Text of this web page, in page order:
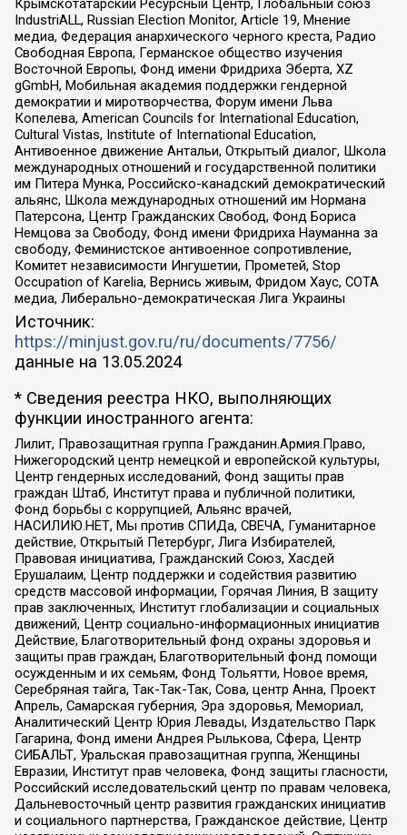
Крымскотатарский Ресурсный Центр, Глобальный союз
IndustriALL, Russian Election Monitor, Article 19, Мнение
медиа, Федерация анархического черного креста, Радио
Свободная Европа, Германское общество изучения
Восточной Европы, Фонд имени Фридриха Эберта, XZ
gGmbH, Мобильная академия поддержки гендерной
демократии и миротворчества, Форум имени Льва
Копелева, American Councils for International Education,
Cultural Vistas, Institute of International Education,
Антивоенное движение Антальи, Открытый диалог, Школа
международных отношений и государственной политики
им Питера Мунка, Российско-канадский демократический
альянс, Школа международных отношений им Нормана
Патерсона, Центр Гражданских Свобод, Фонд Бориса
Немцова за Свободу, Фонд имени Фридриха Науманна за
свободу, Феминистское антивоенное сопротивление,
Комитет независимости Ингушетии, Прометей, Stop
Occupation of Karelia, Вернись живым, Фридом Хаус, СОТА
медиа, Либерально-демократическая Лига Украины
Источник:
https://minjust.gov.ru/ru/documents/7756/
данные на 13.05.2024
* Сведения реестра НКО, выполняющих
функции иностранного агента:
Лилит, Правозащитная группа Гражданин.Армия.Право,
Нижегородский центр немецкой и европейской культуры,
Центр гендерных исследований, Фонд защиты прав
граждан Штаб, Институт права и публичной политики,
Фонд борьбы с коррупцией, Альянс врачей,
НАСИЛИЮ.НЕТ, Мы против СПИДа, СВЕЧА, Гуманитарное
действие, Открытый Петербург, Лига Избирателей,
Правовая инициатива, Гражданский Союз, Хасдей
Ерушалаим, Центр поддержки и содействия развитию
средств массовой информации, Горячая Линия, В защиту
прав заключенных, Институт глобализации и социальных
движений, Центр социально-информационных инициатив
Действие, Благотворительный фонд охраны здоровья и
защиты прав граждан, Благотворительный фонд помощи
осужденным и их семьям, Фонд Тольятти, Новое время,
Серебряная тайга, Так-Так-Так, Сова, центр Анна, Проект
Апрель, Самарская губерния, Эра здоровья, Мемориал,
Аналитический Центр Юрия Левады, Издательство Парк
Гагарина, Фонд имени Андрея Рылькова, Сфера, Центр
СИБАЛЬТ, Уральская правозащитная группа, Женщины
Евразии, Институт прав человека, Фонд защиты гласности,
Российский исследовательский центр по правам человека,
Дальневосточный центр развития гражданских инициатив
и социального партнерства, Гражданское действие, Центр